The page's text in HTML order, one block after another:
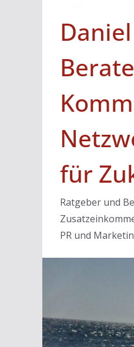
für
Ratgeber und
PR und